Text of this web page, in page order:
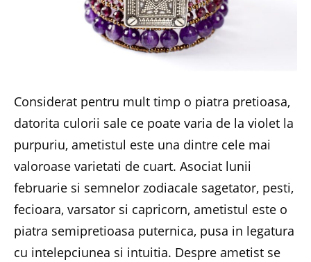
Considerat pentru mult timp o piatra pretioasa,
datorita culorii sale ce poate varia de la violet la
purpuriu, ametistul este una dintre cele mai
valoroase varietati de cuart. Asociat lunii
februarie si semnelor zodiacale sagetator, pesti,
fecioara, varsator si capricorn, ametistul este o
piatra semipretioasa puternica, pusa in legatura
cu intelepciunea si intuitia. Despre ametist se